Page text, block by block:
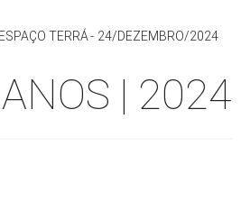
ESPAÇO TERRÁ 24/DEZEMBRO/2024
| 2024